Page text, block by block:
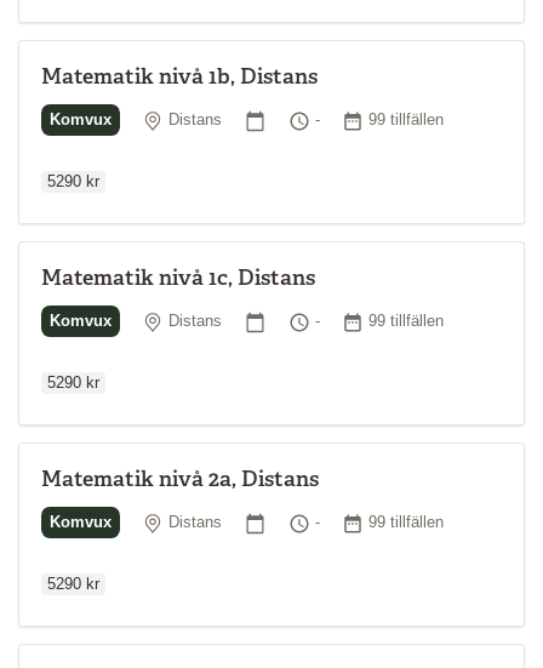
Matematik nivå 1b, Distans
Komvux Plats
Distans Startdatum
Tid
- Antal tillfällen
99 tillfällen
5290 kr
Matematik nivå 1c, Distans
Komvux Plats
Distans Startdatum
Tid
- Antal tillfällen
99 tillfällen
5290 kr
Matematik nivå 2a, Distans
Komvux Plats
Distans Startdatum
Tid
- Antal tillfällen
99 tillfällen
5290 kr